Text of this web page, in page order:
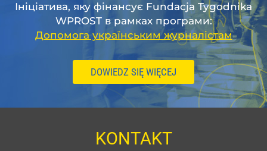
Ініціатива, яку фінансує Fundacja Tygodnika
WPROST в рамках програми:
Допомога українським журналістам
DOWIEDZ SIĘ WIĘCEJ
KONTAKT